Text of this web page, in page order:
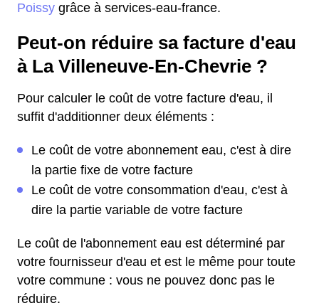
Poissy grâce à services-eau-france.
Peut-on réduire sa facture d'eau
à La Villeneuve-En-Chevrie ?
Pour calculer le coût de votre facture d'eau, il
suffit d'additionner deux éléments :
Le coût de votre abonnement eau, c'est à dire
la partie fixe de votre facture
Le coût de votre consommation d'eau, c'est à
dire la partie variable de votre facture
Le coût de l'abonnement eau est déterminé par
votre fournisseur d'eau et est le même pour toute
votre commune : vous ne pouvez donc pas le
réduire.